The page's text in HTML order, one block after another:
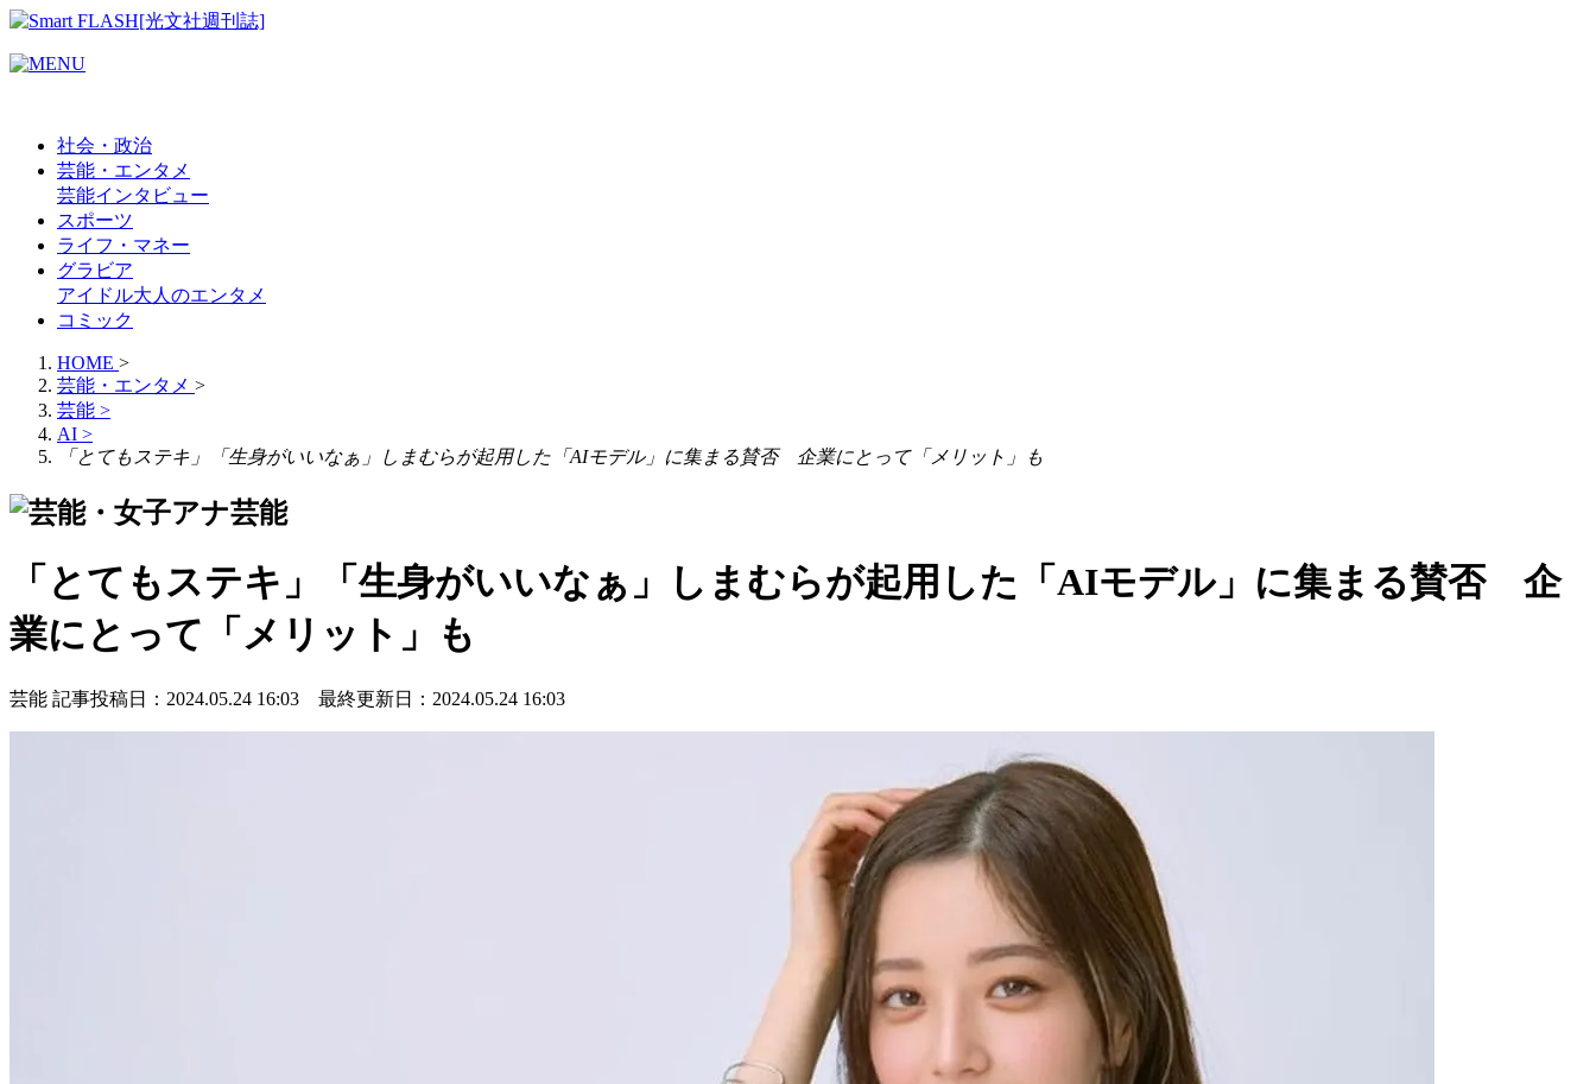
社会・政治
芸能・エンタメ
芸能インタビュー
スポーツ
ライフ・マネー
グラビア
アイドル大人のエンタメ
コミック
HOME >
芸能・エンタメ >
芸能 >
AI >
「とてもステキ」「生身がいいなぁ」しまむらが起用した「AIモデル」に集まる賛否 企業にとって「メリット」も
芸能
「とてもステキ」「生身がいいなぁ」しまむらが起用した「AIモデル」に集まる賛否 企
業にとって「メリット」も
芸能 記事投稿日：2024.05.24 16:03 最終更新日：2024.05.24 16:03